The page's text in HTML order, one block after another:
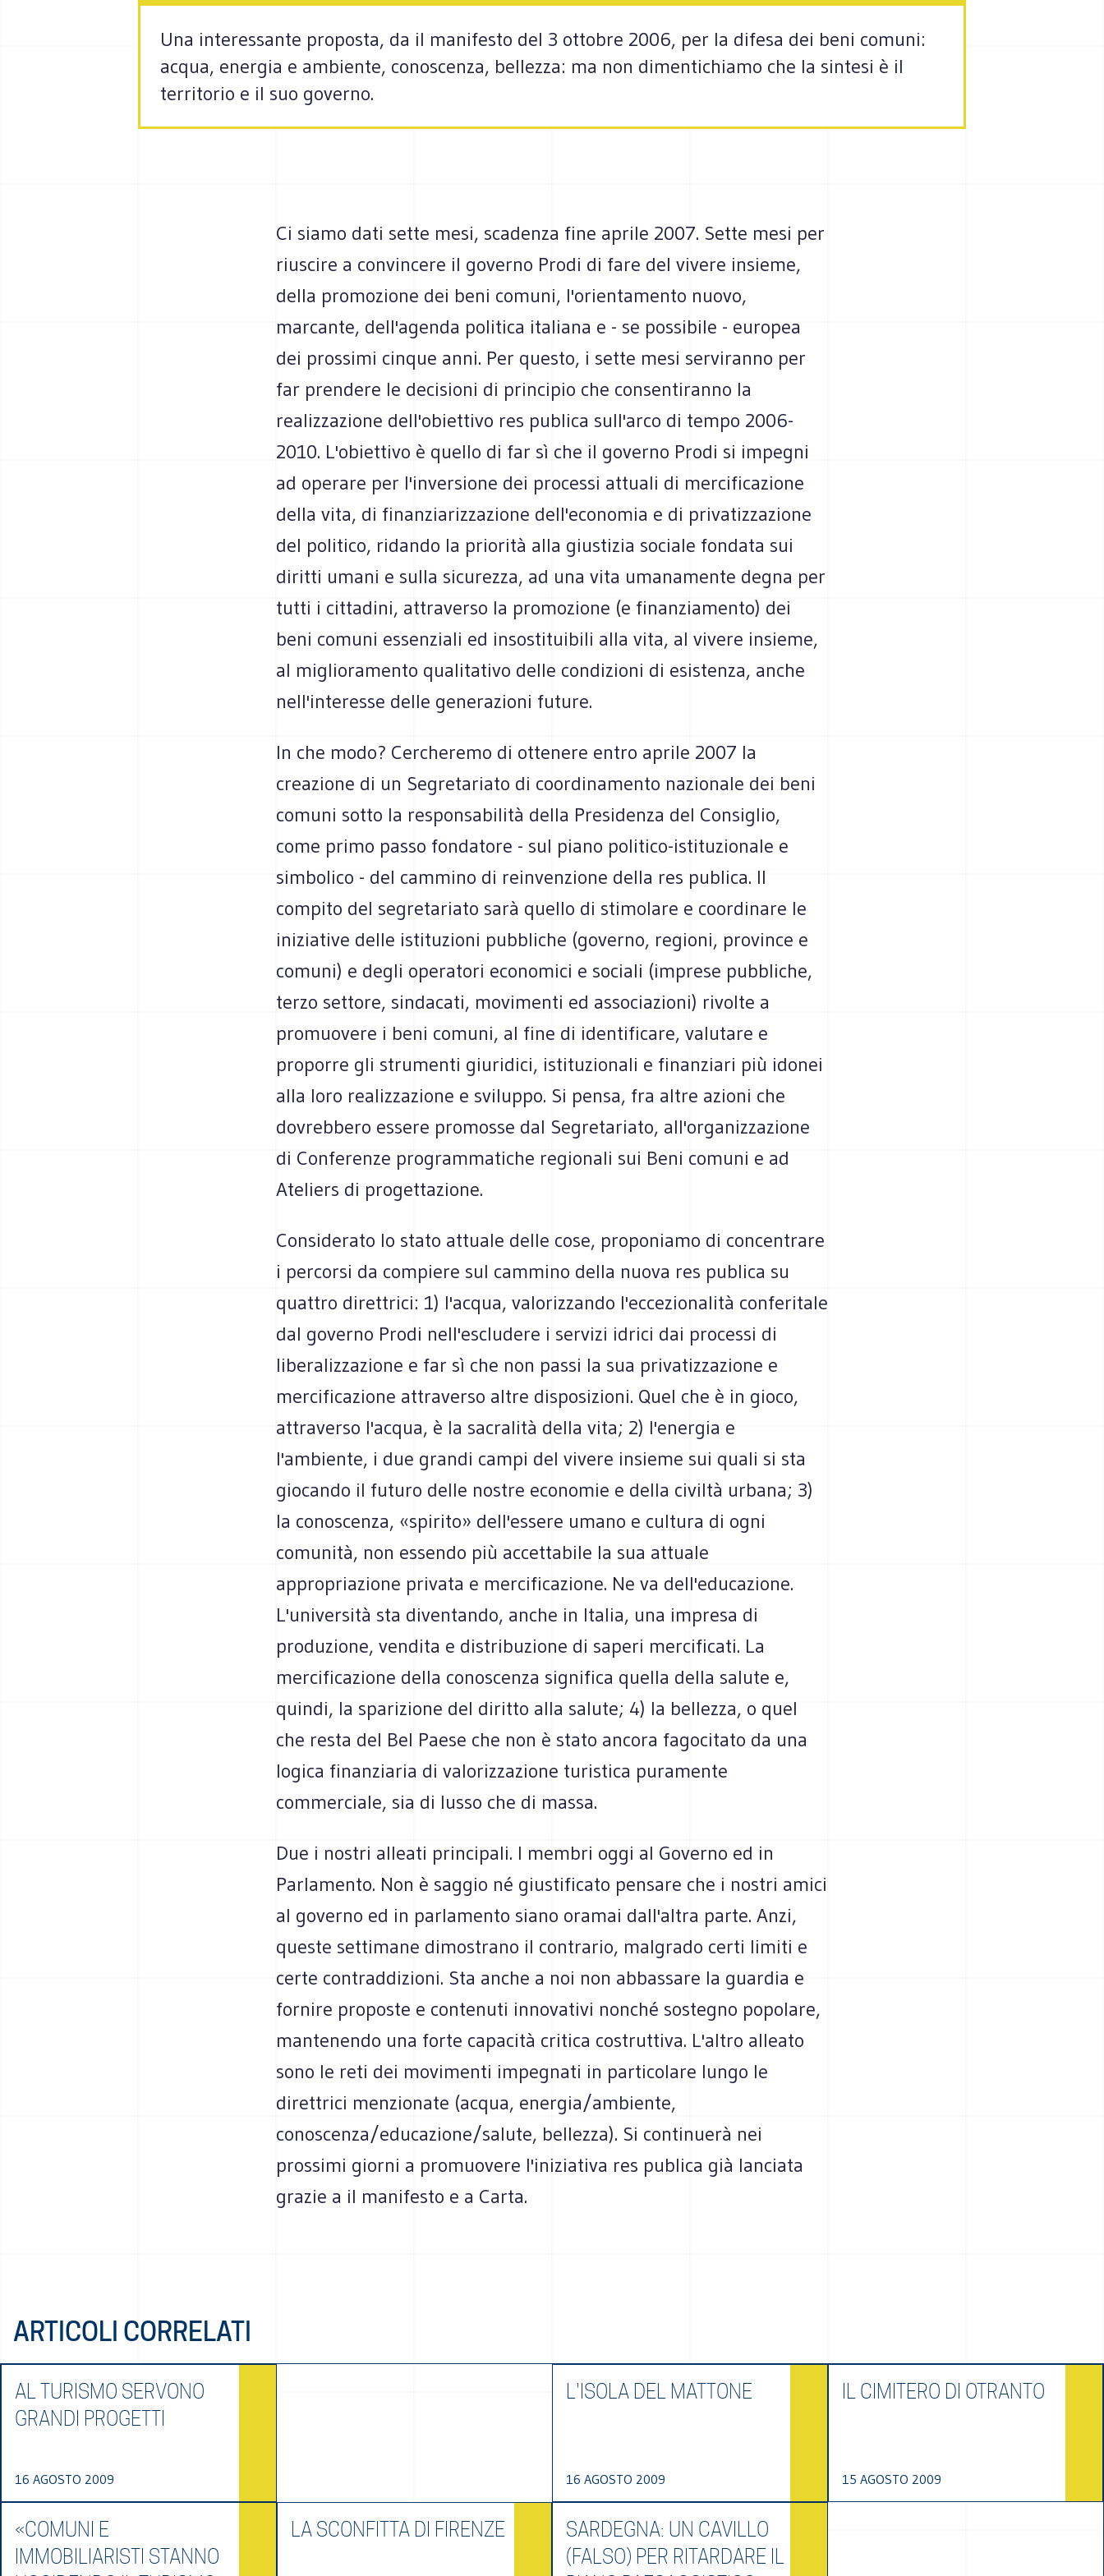
Una interessante proposta, da il manifesto del 3 ottobre 2006, per la difesa dei beni comuni:
acqua, energia e ambiente, conoscenza, bellezza: ma non dimentichiamo che la sintesi è il
territorio e il suo governo.
Ci siamo dati sette mesi, scadenza fine aprile 2007. Sette mesi per
riuscire a convincere il governo Prodi di fare del vivere insieme,
della promozione dei beni comuni, l'orientamento nuovo,
marcante, dell'agenda politica italiana e - se possibile - europea
dei prossimi cinque anni. Per questo, i sette mesi serviranno per
far prendere le decisioni di principio che consentiranno la
realizzazione dell'obiettivo res publica sull'arco di tempo 2006-
2010. L'obiettivo è quello di far sì che il governo Prodi si impegni
ad operare per l'inversione dei processi attuali di mercificazione
della vita, di finanziarizzazione dell'economia e di privatizzazione
del politico, ridando la priorità alla giustizia sociale fondata sui
diritti umani e sulla sicurezza, ad una vita umanamente degna per
tutti i cittadini, attraverso la promozione (e finanziamento) dei
beni comuni essenziali ed insostituibili alla vita, al vivere insieme,
al miglioramento qualitativo delle condizioni di esistenza, anche
nell'interesse delle generazioni future.
In che modo? Cercheremo di ottenere entro aprile 2007 la
creazione di un Segretariato di coordinamento nazionale dei beni
comuni sotto la responsabilità della Presidenza del Consiglio,
come primo passo fondatore - sul piano politico-istituzionale e
simbolico - del cammino di reinvenzione della res publica. Il
compito del segretariato sarà quello di stimolare e coordinare le
iniziative delle istituzioni pubbliche (governo, regioni, province e
comuni) e degli operatori economici e sociali (imprese pubbliche,
terzo settore, sindacati, movimenti ed associazioni) rivolte a
promuovere i beni comuni, al fine di identificare, valutare e
proporre gli strumenti giuridici, istituzionali e finanziari più idonei
alla loro realizzazione e sviluppo. Si pensa, fra altre azioni che
dovrebbero essere promosse dal Segretariato, all'organizzazione
di Conferenze programmatiche regionali sui Beni comuni e ad
Ateliers di progettazione.
Considerato lo stato attuale delle cose, proponiamo di concentrare
i percorsi da compiere sul cammino della nuova res publica su
quattro direttrici: 1) l'acqua, valorizzando l'eccezionalità conferitale
dal governo Prodi nell'escludere i servizi idrici dai processi di
liberalizzazione e far sì che non passi la sua privatizzazione e
mercificazione attraverso altre disposizioni. Quel che è in gioco,
attraverso l'acqua, è la sacralità della vita; 2) l'energia e
l'ambiente, i due grandi campi del vivere insieme sui quali si sta
giocando il futuro delle nostre economie e della civiltà urbana; 3)
la conoscenza, «spirito» dell'essere umano e cultura di ogni
comunità, non essendo più accettabile la sua attuale
appropriazione privata e mercificazione. Ne va dell'educazione.
L'università sta diventando, anche in Italia, una impresa di
produzione, vendita e distribuzione di saperi mercificati. La
mercificazione della conoscenza significa quella della salute e,
quindi, la sparizione del diritto alla salute; 4) la bellezza, o quel
che resta del Bel Paese che non è stato ancora fagocitato da una
logica finanziaria di valorizzazione turistica puramente
commerciale, sia di lusso che di massa.
Due i nostri alleati principali. I membri oggi al Governo ed in
Parlamento. Non è saggio né giustificato pensare che i nostri amici
al governo ed in parlamento siano oramai dall'altra parte. Anzi,
queste settimane dimostrano il contrario, malgrado certi limiti e
certe contraddizioni. Sta anche a noi non abbassare la guardia e
fornire proposte e contenuti innovativi nonché sostegno popolare,
mantenendo una forte capacità critica costruttiva. L'altro alleato
sono le reti dei movimenti impegnati in particolare lungo le
direttrici menzionate (acqua, energia/ambiente,
conoscenza/educazione/salute, bellezza). Si continuerà nei
prossimi giorni a promuovere l'iniziativa res publica già lanciata
grazie a il manifesto e a Carta.
ARTICOLI CORRELATI
AL TURISMO SERVONO
GRANDI PROGETTI
16 AGOSTO 2009
L'ISOLA DEL MATTONE
16 AGOSTO 2009
IL CIMITERO DI OTRANTO
15 AGOSTO 2009
«COMUNI E
IMMOBILIARISTI STANNO
LA SCONFITTA DI FIRENZE
SARDEGNA: UN CAVILLO
(FALSO) PER RITARDARE IL